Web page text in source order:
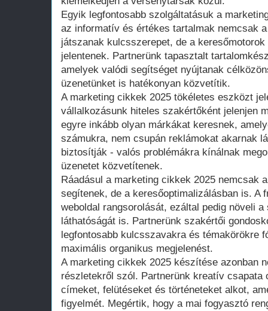
Egyik legfontosabb szolgáltatásuk a
az informatív és értékes tartalmak nemcsak
játszanak kulcsszerepet, de a
jelentenek. Partnerünk tapasztalt
amelyek valódi segítséget nyújtanak
üzenetünket is hatékonyan közvetítik.
A marketing cikkek 2025 tökéletes eszközt
vállalkozásunk hiteles szakértőként jelenjen
egyre inkább olyan márkákat keresnek,
számukra, nem csupán reklámokat akarnak
biztosítják - valós problémákra kínálnak
üzenetet közvetítenek.
Ráadásul a marketing cikkek 2025 nemcsak
segítenek, de a keresőoptimalizálásban is. A
weboldal rangsorolását, ezáltal pedig növeli
láthatóságát is. Partnerünk szakértői
legfontosabb kulcsszavakra és témakörökre
maximális organikus megjelenést.
A marketing cikkek 2025 készítése azonban
részletekről szól. Partnerünk kreatív csapata
címeket, felütéseket és történeteket alkot,
figyelmét. Megértik, hogy a mai fogyasztó